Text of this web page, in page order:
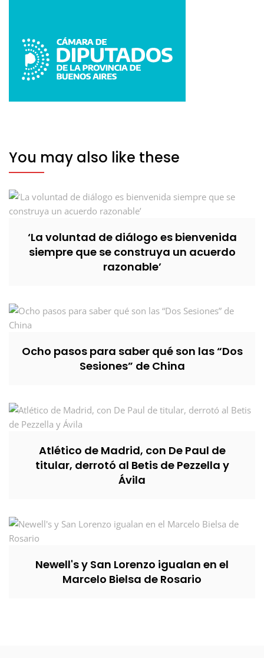
You may also like these
‘La voluntad de diálogo es bienvenida
siempre que se construya un acuerdo
razonable’
Ocho pasos para saber qué son las “Dos
Sesiones” de China
Atlético de Madrid, con De Paul de
titular, derrotó al Betis de Pezzella y
Ávila
Newell's y San Lorenzo igualan en el
Marcelo Bielsa de Rosario